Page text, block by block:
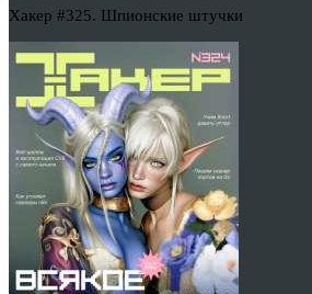
Хакер #325. Шпионские штучки